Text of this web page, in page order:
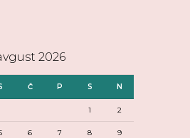
2026
Č P S N
1 2
6 7 8 9